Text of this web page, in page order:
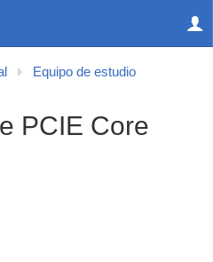
Equipo de estudio
PCIE Core